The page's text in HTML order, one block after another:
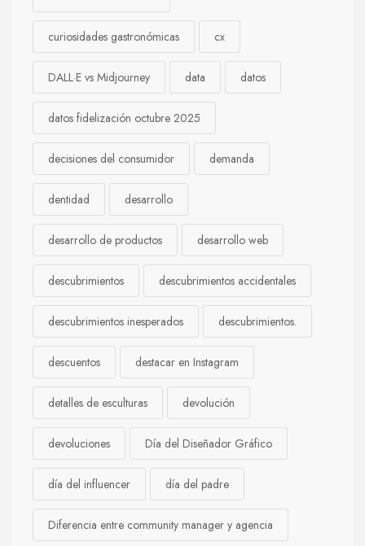
curiosidades gastronómicas cx
DALL·E vs Midjourney data datos
datos fidelización octubre 2025
decisiones del consumidor demanda
dentidad desarrollo
desarrollo de productos desarrollo web
descubrimientos descubrimientos accidentales
descubrimientos inesperados descubrimientos.
descuentos destacar en Instagram
detalles de esculturas devolución
devoluciones Día del Diseñador Gráfico
día del influencer día del padre
Diferencia entre community manager y agencia